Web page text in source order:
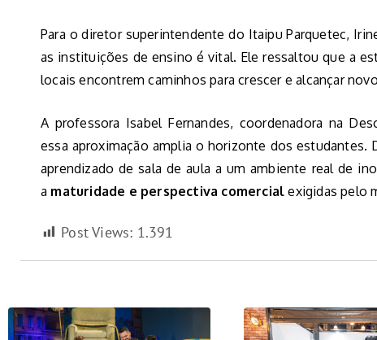
Para o diretor superintendente do Itaipu Parquetec,
as instituições de ensino é vital. Ele ressaltou que a
locais encontrem caminhos para crescer e alcançar
A professora Isabel Fernandes, coordenadora na
essa aproximação amplia o horizonte dos estudantes.
aprendizado de sala de aula a um ambiente real de
a maturidade e perspectiva comercial exigidas pelo
Post Views: 1.391